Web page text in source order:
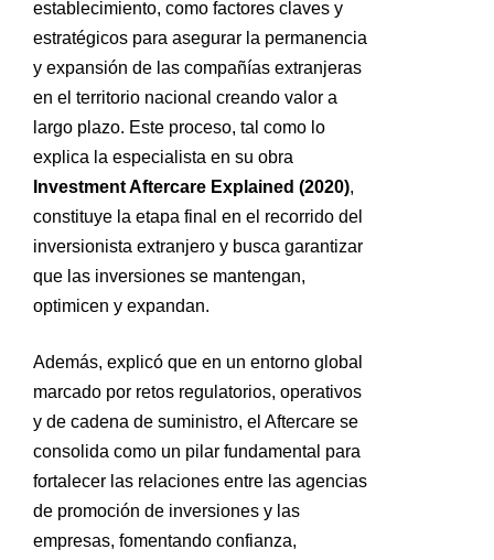
establecimiento, como factores claves y
estratégicos para asegurar la permanencia
y expansión de las compañías extranjeras
en el territorio nacional creando valor a
largo plazo. Este proceso, tal como lo
explica la especialista en su obra
Investment Aftercare Explained (2020),
constituye la etapa final en el recorrido del
inversionista extranjero y busca garantizar
que las inversiones se mantengan,
optimicen y expandan.
Además, explicó que en un entorno global
marcado por retos regulatorios, operativos
y de cadena de suministro, el Aftercare se
consolida como un pilar fundamental para
fortalecer las relaciones entre las agencias
de promoción de inversiones y las
empresas, fomentando confianza,